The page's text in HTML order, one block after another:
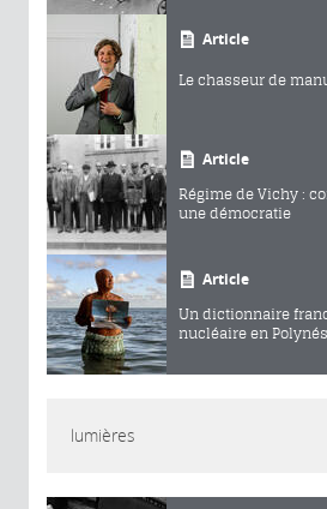
Article
Le chasseur de
Article
Régime de Vichy :
une démocratie
Article
Un dictionnaire
nucléaire en
lumières